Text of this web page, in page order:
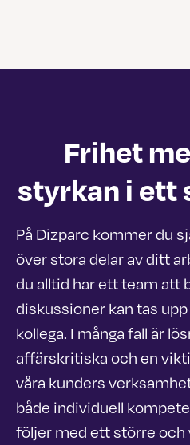
Frihet
styrkan i ett
På Dizparc kommer du
över stora delar av ditt
du alltid har ett team att
diskussioner kan tas
kollega. I många fall är
affärskritiska och en
våra kunders
både individuell
följer med ett större och